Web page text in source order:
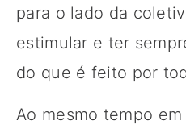
para o lado da
estimular e ter
do que é feito por
Ao mesmo tempo